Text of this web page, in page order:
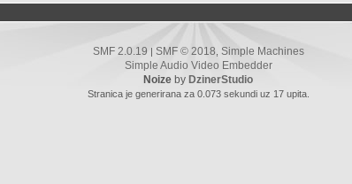
SMF 2.0.19 SMF © 2018 Simple Machines
Simple Audio Video Embedder
Noize by DzinerStudio
Stranica je generirana za 0.073 sekundi uz 17 upita.